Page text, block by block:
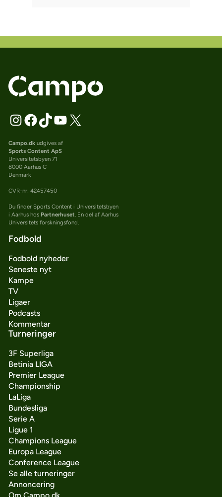
Campo.dkudgives af
Sports Content ApS
Universitetsbyen 71
8000 Aarhus C
Denmark
CVR-nr: 42457450
Du finder Sports Content i Universitetsbyen
i Aarhus hos Partnerhuset. En del af Aarhus
Universitets forskningsfond.
Fodbold
Fodbold nyheder
Seneste nyt
Kampe
TV
Ligaer
Podcasts
Kommentar
Turneringer
3F Superliga
Betinia LIGA
Premier League
Championship
LaLiga
Bundesliga
Serie A
Ligue 1
Champions League
Europa League
Conference League
Se alle turneringer
Annoncering